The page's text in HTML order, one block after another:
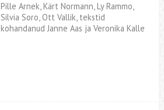
Pille Arnek, Kärt Normann, Ly Rammo,
Silvia Soro, Ott Vallik, tekstid
kohandanud Janne Aas ja Veronika Kalle